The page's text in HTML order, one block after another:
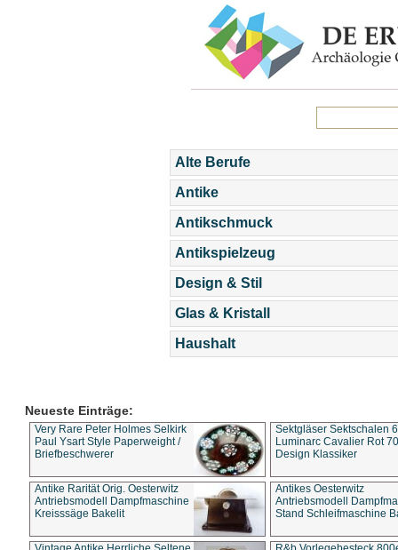
Alte Berufe
Antike
Antikschmuck
Antikspielzeug
Design & Stil
Glas & Kristall
Haushalt
Neueste Einträge:
Very Rare Peter Holmes Selkirk
Paul Ysart Style Paperweight /
Briefbeschwerer
Sektgläser Sektschalen
Luminarc Cavalier Rot
Design Klassiker
Antike Rarität Orig. Oesterwitz
Antriebsmodell Dampfmaschine
Kreisssäge Bakelit
Antikes Oesterwitz
Antriebsmodell
Stand Schleifmaschine